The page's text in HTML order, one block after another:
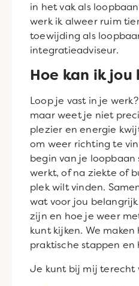
in het vak als
werk ik alweer ruim
toewijding als
integratieadviseur.
Hoe kan ik jou
Loop je vast in je
maar weet je niet
plezier en energie
om weer richting te
begin van je
werkt, of na ziekte of
plek wilt vinden.
wat voor jou
zijn en hoe je weer
kunt kijken. We
praktische stappen en
Je kunt bij mij terecht